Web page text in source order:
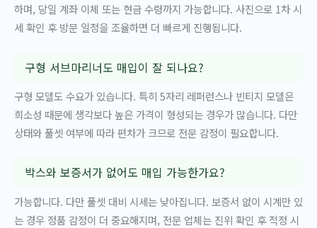
하며, 당일 계좌 이체 또는 현금 수령까지 가능합니다. 사진으로 1차 시
세 확인 후 방문 일정을 조율하면 더 빠르게 진행됩니다.
구형 서브마리너도 매입이 잘 되나요?
구형 모델도 수요가 있습니다. 특히 5자리 레퍼런스나 빈티지 모델은
희소성 때문에 생각보다 높은 가격이 형성되는 경우가 많습니다. 다만
상태와 풀셋 여부에 따라 편차가 크므로 전문 감정이 필요합니다.
박스와 보증서가 없어도 매입 가능한가요?
가능합니다. 다만 풀셋 대비 시세는 낮아집니다. 보증서 없이 시계만 있
는 경우 정품 감정이 더 중요해지며, 전문 업체는 진위 확인 후 적정 시